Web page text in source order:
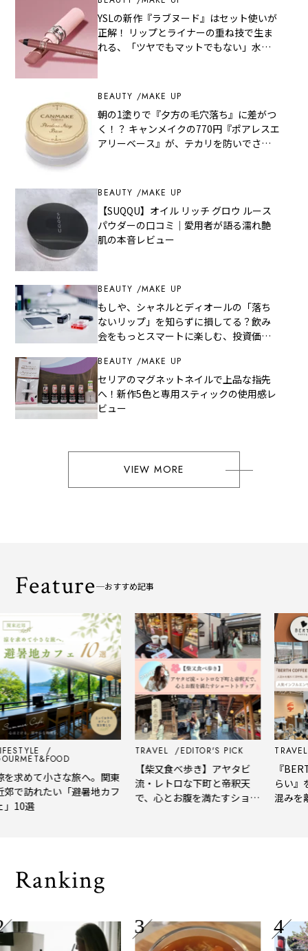
YSLの新作『ラブヌード』はセット使いが
正解！ リップとライナーの重ね技で生ま
れる、「ツヤでもマットでもない」水彩
BEAUTY MAKE UP
朝の1塗りで『夕方の毛穴落ち』に差がつ
く！？ キャンメイクの770円『ポアレスエ
アリーベース』が、テカリを防いでさら
BEAUTY MAKE UP
【SUQQU】オイル リッチ グロウ ルース
パウダーの口コミ｜愛用者が語る濡れ艶
肌の本音レビュー
BEAUTY MAKE UP
もしや、シャネルとディオールの「落ち
ないリップ」を知らずに損してる？飲み
会をもっとスマートに楽しむ、投資価値
BEAUTY MAKE UP
セリアのマグネットネイルで上品な指先
へ！新作5色と専用スティックの使用感レ
ビュー
VIEW MORE
Feature おすすめ記事
求めて小さな旅へ。関東
で訪れたい「避暑地カフ
10選
TRAVEL EDITOR'S PICK
【柴又食べ歩き】アヤタビ
流・レトロな下町と帝釈天
で、心とお腹を満たすショー
TRAVEL
『
らい』
混みを
Ranking